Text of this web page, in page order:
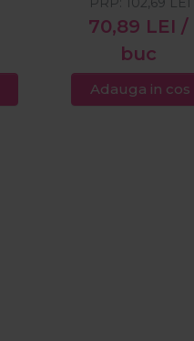
70,89 LEI /
buc
Adauga in cos